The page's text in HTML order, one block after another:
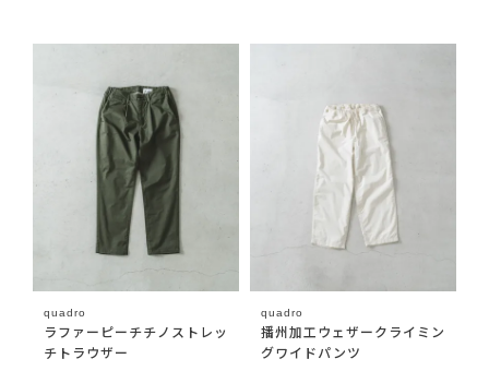
quadro
ラファーピーチチノストレッ
チトラウザー
quadro
播州加工ウェザークライミン
グワイドパンツ